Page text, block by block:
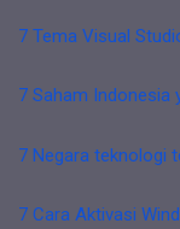
7 Tema Visual
7 Saham Indonesia
7 Negara teknologi
7 Cara Aktivasi